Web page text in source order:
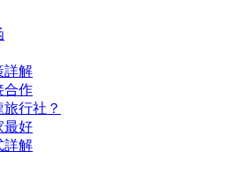
詳解
合作
行社？
最好
詳解